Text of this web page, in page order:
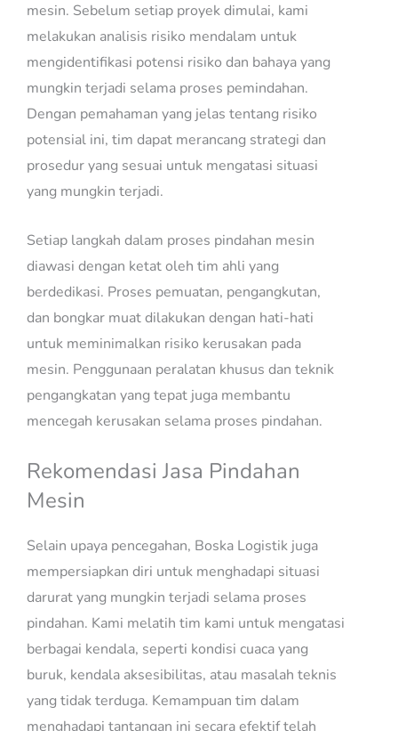
mesin. Sebelum setiap proyek dimulai, kami
melakukan analisis risiko mendalam untuk
mengidentifikasi potensi risiko dan bahaya yang
mungkin terjadi selama proses pemindahan.
Dengan pemahaman yang jelas tentang risiko
potensial ini, tim dapat merancang strategi dan
prosedur yang sesuai untuk mengatasi situasi
yang mungkin terjadi.
Setiap langkah dalam proses pindahan mesin
diawasi dengan ketat oleh tim ahli yang
berdedikasi. Proses pemuatan, pengangkutan,
dan bongkar muat dilakukan dengan hati-hati
untuk meminimalkan risiko kerusakan pada
mesin. Penggunaan peralatan khusus dan teknik
pengangkatan yang tepat juga membantu
mencegah kerusakan selama proses pindahan.
Rekomendasi Jasa Pindahan
Mesin
Selain upaya pencegahan, Boska Logistik juga
mempersiapkan diri untuk menghadapi situasi
darurat yang mungkin terjadi selama proses
pindahan. Kami melatih tim kami untuk mengatasi
berbagai kendala, seperti kondisi cuaca yang
buruk, kendala aksesibilitas, atau masalah teknis
yang tidak terduga. Kemampuan tim dalam
menghadapi tantangan ini secara efektif telah